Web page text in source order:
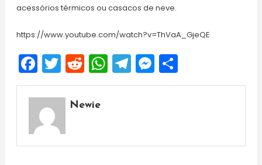
acessórios térmicos ou casacos de neve.
https://www.youtube.com/watch?v=ThVaA_GjeQE
Facebook
Twitter
Reddit
WhatsApp
Telegram
Messenger
Share
Newie